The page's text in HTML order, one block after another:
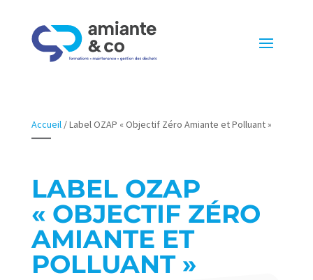
Accueil/Label OZAP « Objectif Zéro Amiante et Polluant »
LABEL OZAP
« OBJECTIF ZÉRO
AMIANTE ET
POLLUANT »